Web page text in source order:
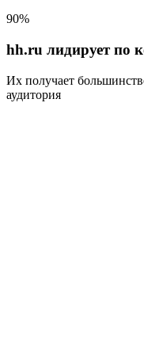
90%
hh.ru лидирует по
Их получает
аудитория